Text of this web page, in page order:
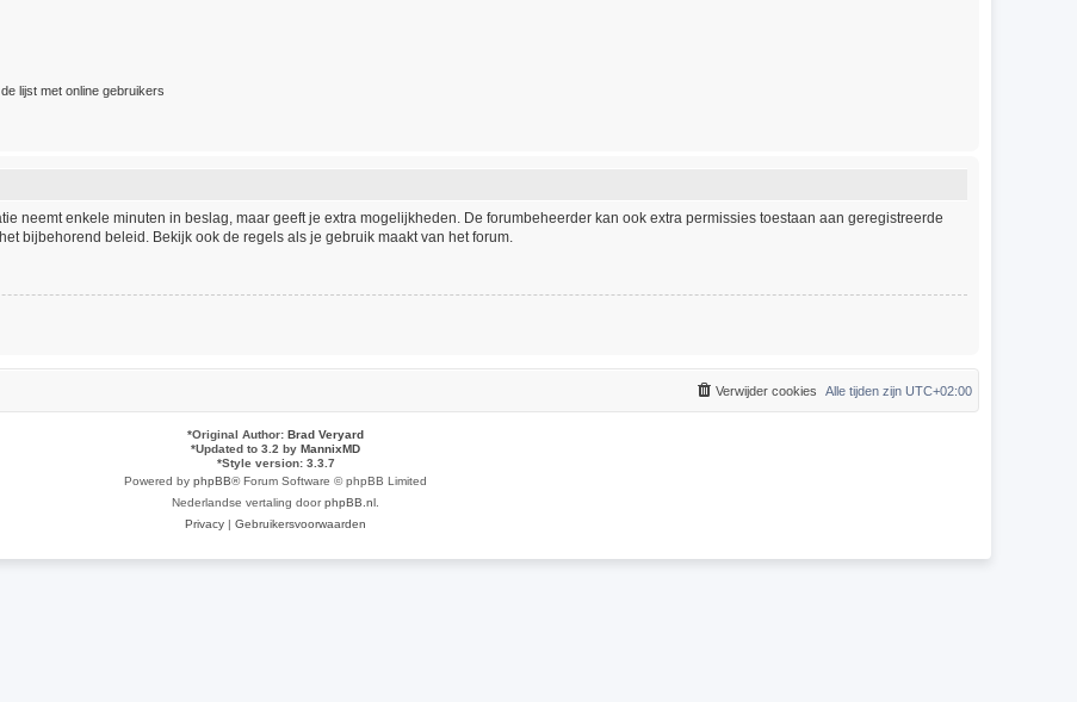
lijst met online gebruikers
neemt enkele minuten in beslag, maar geeft je extra mogelijkheden. De forumbeheerder kan ook extra permissies toestaan aan geregistreerde
bijbehorend beleid. Bekijk ook de regels als je gebruik maakt van het forum.
Alle tijden zijn UTC+02:00
Verwijder cookies
*Original Author: Brad Veryard
*Updated to 3.2 by MannixMD
*Style version: 3.3.7
Powered by phpBB® Forum Software © phpBB Limited
Nederlandse vertaling doorphpBB.nl
Privacy | Gebruikersvoorwaarden